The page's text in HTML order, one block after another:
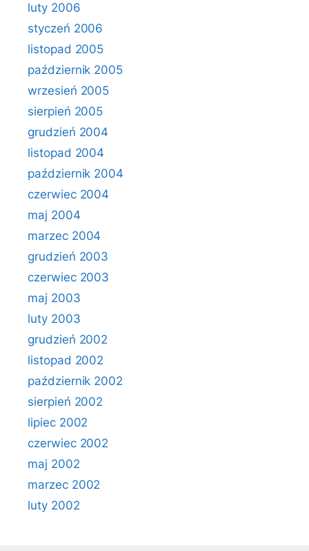
luty 2006
styczeń 2006
listopad 2005
październik 2005
wrzesień 2005
sierpień 2005
grudzień 2004
listopad 2004
październik 2004
czerwiec 2004
maj 2004
marzec 2004
grudzień 2003
czerwiec 2003
maj 2003
luty 2003
grudzień 2002
listopad 2002
październik 2002
sierpień 2002
lipiec 2002
czerwiec 2002
maj 2002
marzec 2002
luty 2002